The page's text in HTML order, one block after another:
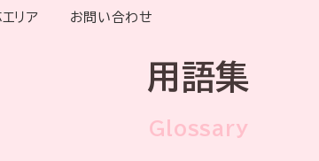
リア お問い合わせ
用語集
Glossary